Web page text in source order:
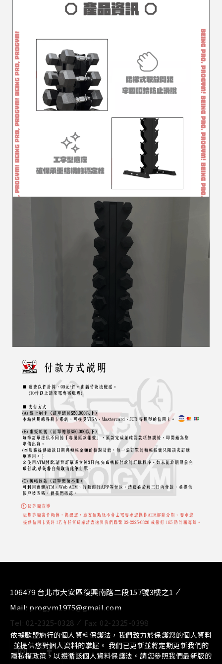
106479 台北市大安區復興南路二段157號3樓之1
Mail: progym1975@gmail.com
Tel: 02-2325-0328 Fax: 02-2325-0398
依據歐盟施行的個人資料保護法，我們致力於保護您的個人資料
並提供您對個人資料的掌握。 我們已更新並將定期更新我們的
隱私權政策，以遵循該個人資料保護法。請您參照我們最新版的